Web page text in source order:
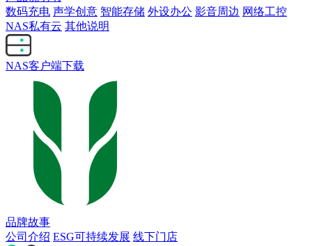
数码充电 声学创意 智能存储 外设办公 影音周边 网络工控
NAS私有云 其他说明
NAS客户端下载
品牌故事
公司介绍 ESG可持续发展 线下门店